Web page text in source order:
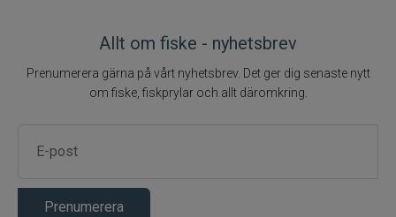
Allt om fiske - nyhetsbrev
Prenumerera gärna på vårt nyhetsbrev. Det ger dig senaste nytt
om fiske, fiskprylar och allt däromkring.
Prenumerera